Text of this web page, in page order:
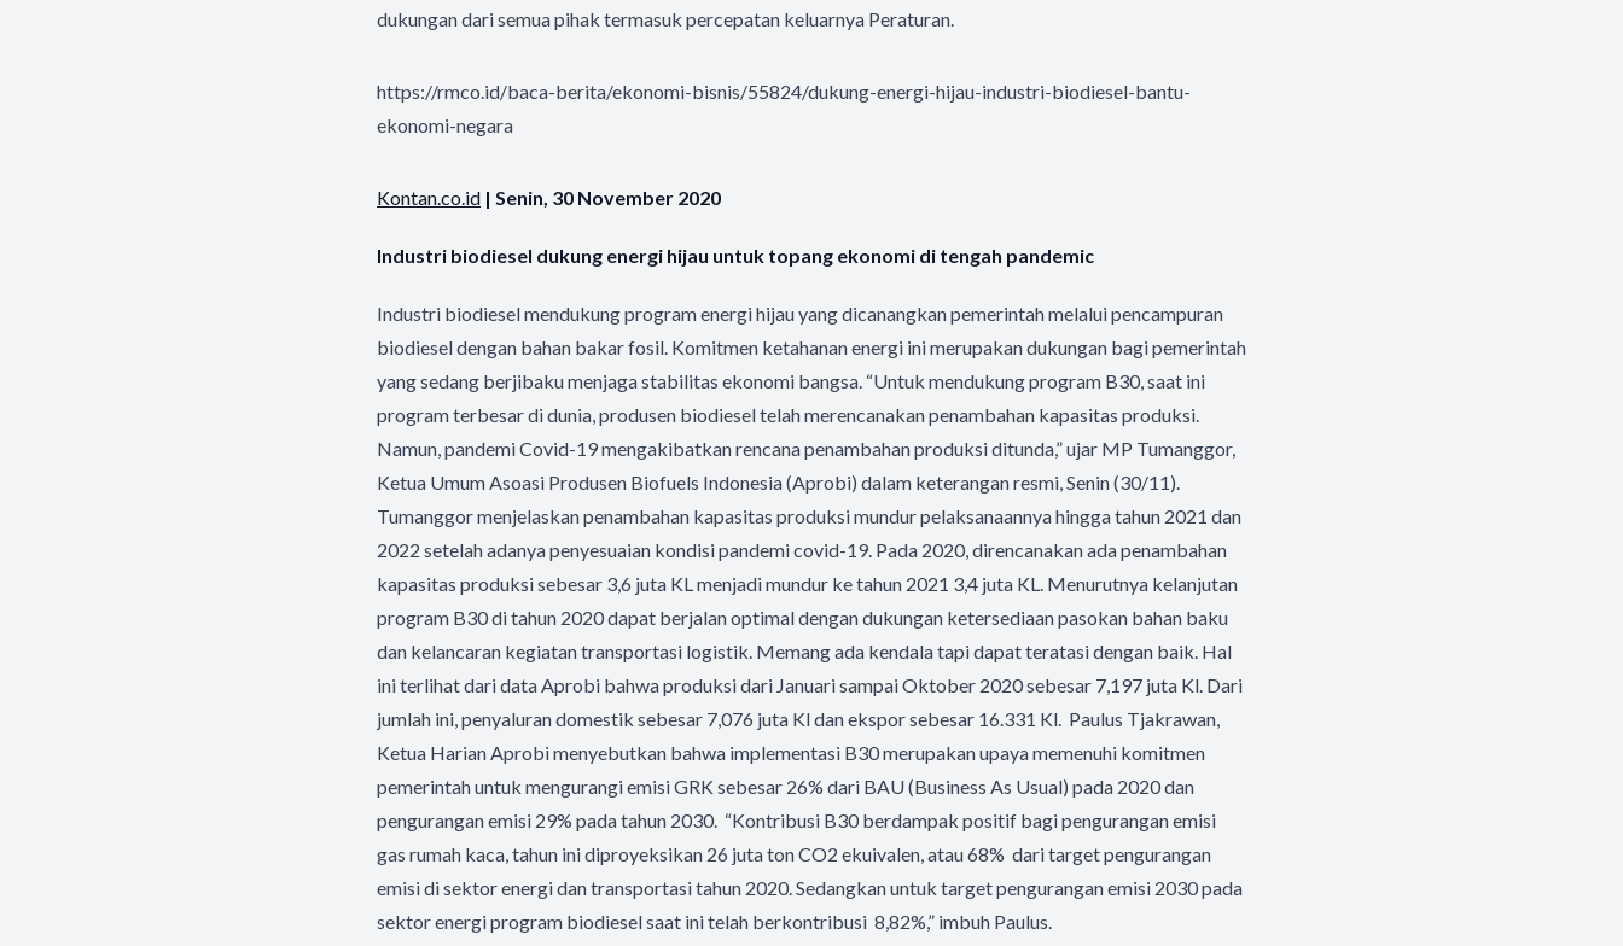
dukungan dari semua pihak termasuk percepatan keluarnya Peraturan.
https://rmco.id/baca-berita/ekonomi-bisnis/55824/dukung-energi-hijau-industri-biodiesel-bantu-
ekonomi-negara
Kontan.co.id | Senin, 30 November 2020
Industri biodiesel dukung energi hijau untuk topang ekonomi di tengah pandemic
Industri biodiesel mendukung program energi hijau yang dicanangkan pemerintah melalui pencampuran
biodiesel dengan bahan bakar fosil. Komitmen ketahanan energi ini merupakan dukungan bagi pemerintah
yang sedang berjibaku menjaga stabilitas ekonomi bangsa. “Untuk mendukung program B30, saat ini
program terbesar di dunia, produsen biodiesel telah merencanakan penambahan kapasitas produksi.
Namun, pandemi Covid-19 mengakibatkan rencana penambahan produksi ditunda,” ujar MP Tumanggor,
Ketua Umum Asoasi Produsen Biofuels Indonesia (Aprobi) dalam keterangan resmi, Senin (30/11).
Tumanggor menjelaskan penambahan kapasitas produksi mundur pelaksanaannya hingga tahun 2021 dan
2022 setelah adanya penyesuaian kondisi pandemi covid-19. Pada 2020, direncanakan ada penambahan
kapasitas produksi sebesar 3,6 juta KL menjadi mundur ke tahun 2021 3,4 juta KL. Menurutnya kelanjutan
program B30 di tahun 2020 dapat berjalan optimal dengan dukungan ketersediaan pasokan bahan baku
dan kelancaran kegiatan transportasi logistik. Memang ada kendala tapi dapat teratasi dengan baik. Hal
ini terlihat dari data Aprobi bahwa produksi dari Januari sampai Oktober 2020 sebesar 7,197 juta Kl. Dari
jumlah ini, penyaluran domestik sebesar 7,076 juta Kl dan ekspor sebesar 16.331 Kl. Paulus Tjakrawan,
Ketua Harian Aprobi menyebutkan bahwa implementasi B30 merupakan upaya memenuhi komitmen
pemerintah untuk mengurangi emisi GRK sebesar 26% dari BAU (Business As Usual) pada 2020 dan
pengurangan emisi 29% pada tahun 2030. “Kontribusi B30 berdampak positif bagi pengurangan emisi
gas rumah kaca, tahun ini diproyeksikan 26 juta ton CO2 ekuivalen, atau 68% dari target pengurangan
emisi di sektor energi dan transportasi tahun 2020. Sedangkan untuk target pengurangan emisi 2030 pada
sektor energi program biodiesel saat ini telah berkontribusi 8,82%,” imbuh Paulus.